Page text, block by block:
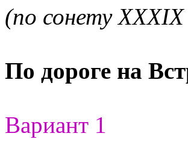
(по сонету
По дороге на
Вариант 1